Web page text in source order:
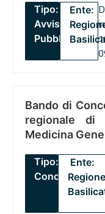
Tipo:
Avviso
Pubblico
Ente:
Bando di
regionale di
Medicina
Tipo:
Concorsi
Ente:
Regione